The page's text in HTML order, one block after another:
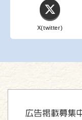
X(twitter)